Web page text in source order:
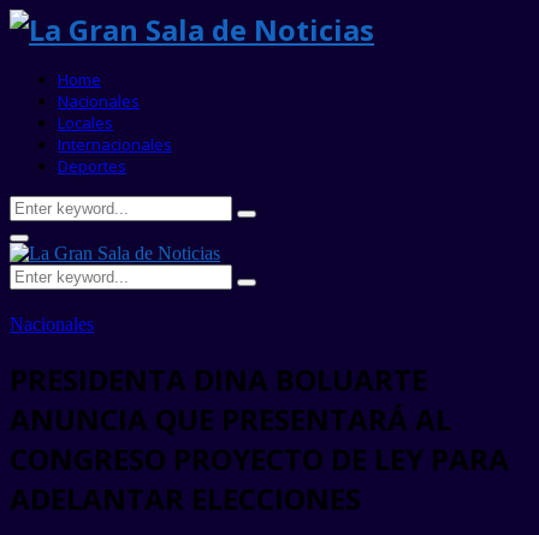
Home
Nacionales
Locales
Internacionales
Deportes
Search
for:
Search
Primary
Menu
Search
for:
Search
Nacionales
PRESIDENTA DINA BOLUARTE
ANUNCIA QUE PRESENTARÁ AL
CONGRESO PROYECTO DE LEY PARA
ADELANTAR ELECCIONES